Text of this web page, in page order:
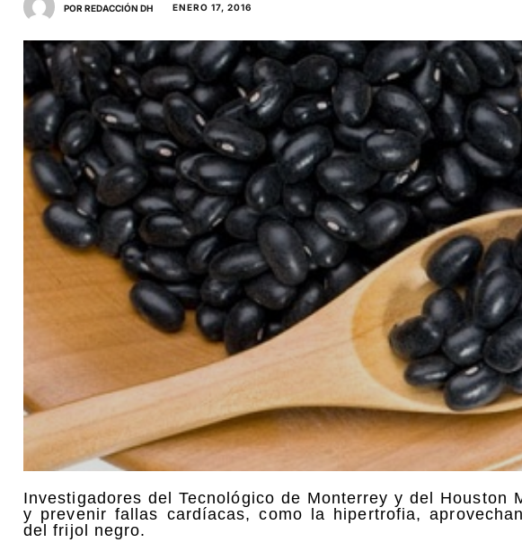
POR REDACCIÓN DH ENERO 17, 2016
Investigadores del Tecnológico de Monterrey y del Houston
y prevenir fallas cardíacas, como la hipertrofia,
del frijol negro.